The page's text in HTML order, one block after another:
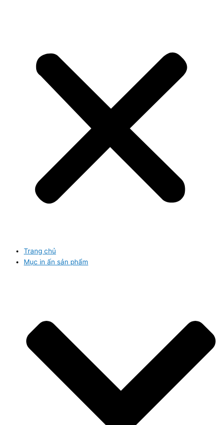
Trang chủ
Mục in ấn sản phẩm